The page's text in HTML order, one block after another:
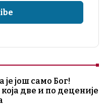
још само Бог!
две и по деценије